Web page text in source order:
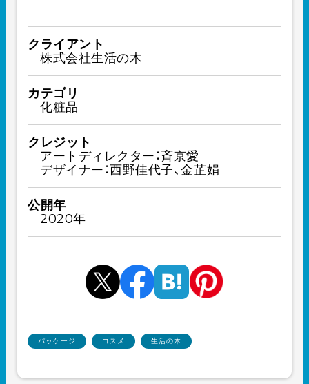
クライアント
株式会社生活の木
カテゴリ
化粧品
クレジット
アートディレクター：斉京愛
デザイナー：西野佳代子、金芷娟
公開年
2020年
パッケージ コスメ 生活の木